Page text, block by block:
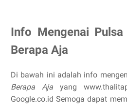
Info Mengenai
Berapa Aja
Di bawah ini adalah info
Berapa Aja yang
Google.co.id Semoga dapat